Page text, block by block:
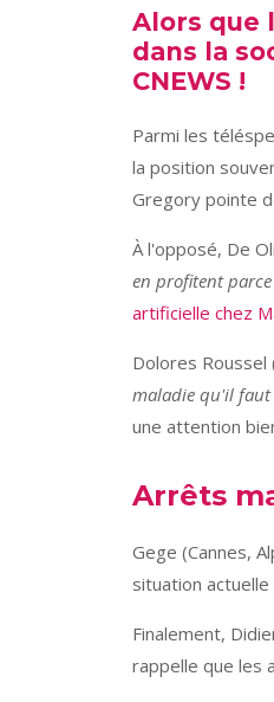
Alors que
dans la
CNEWS !
Parmi les
la position
Gregory pointe
À l'opposé, De
en profitent
artificielle chez
Dolores
maladie qu'il faut
une attention
Arrêts
Gege (Cannes,
situation
Finalement,
rappelle que les